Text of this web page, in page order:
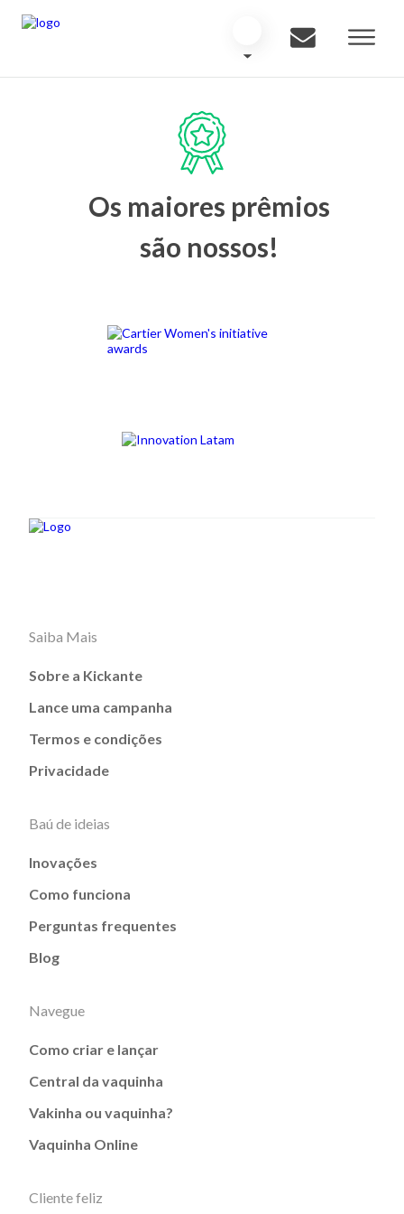
Os maiores prêmios
são nossos!
Saiba Mais
Sobre a Kickante
Lance uma campanha
Termos e condições
Privacidade
Baú de ideias
Inovações
Como funciona
Perguntas frequentes
Blog
Navegue
Como criar e lançar
Central da vaquinha
Vakinha ou vaquinha?
Vaquinha Online
Cliente feliz